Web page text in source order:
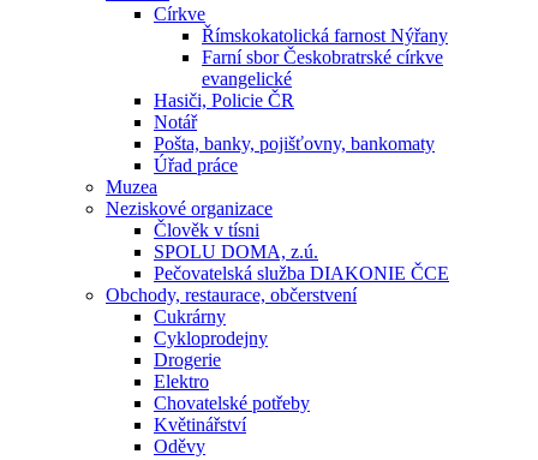
Církve
Římskokatolická farnost Nýřany
Farní sbor Českobratrské církve
evangelické
Hasiči, Policie ČR
Notář
Pošta, banky, pojišťovny, bankomaty
Úřad práce
Muzea
Neziskové organizace
Člověk v tísni
SPOLU DOMA, z.ú.
Pečovatelská služba DIAKONIE ČCE
Obchody, restaurace, občerstvení
Cukrárny
Cykloprodejny
Drogerie
Elektro
Chovatelské potřeby
Květinářství
Oděvy